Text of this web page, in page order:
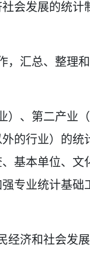
会发展的统
，汇总、整理
）、第二产业
的行业）的统
基本单位、文
专业统计基
经济和社会发